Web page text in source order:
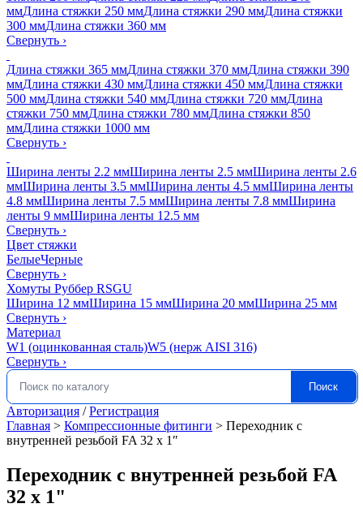
ммДлина стяжки 250 ммДлина стяжки 290 ммДлина стяжки
300 ммДлина стяжки 360 мм
Свернуть ›
Длина стяжки 365 ммДлина стяжки 370 ммДлина стяжки 390
ммДлина стяжки 430 ммДлина стяжки 450 ммДлина стяжки
500 ммДлина стяжки 540 ммДлина стяжки 720 ммДлина
стяжки 750 ммДлина стяжки 780 ммДлина стяжки 850
ммДлина стяжки 1000 мм
Свернуть ›
Ширина ленты 2.2 ммШирина ленты 2.5 ммШирина ленты 2.6
ммШирина ленты 3.5 ммШирина ленты 4.5 ммШирина ленты
4.8 ммШирина ленты 7.5 ммШирина ленты 7.8 ммШирина
ленты 9 ммШирина ленты 12.5 мм
Свернуть ›
Цвет стяжки
БелыеЧерные
Свернуть ›
Хомуты Руббер RSGU
Ширина 12 ммШирина 15 ммШирина 20 ммШирина 25 мм
Свернуть ›
Материал
W1 (оцинкованная сталь)W5 (нерж AISI 316)
Свернуть ›
Искать: Поиск
Авторизация /Регистрация
Главная > Компрессионные фитинги > Переходник с
внутренней резьбой FA 32 x 1″
Переходник с внутренней резьбой FA
32 x 1"